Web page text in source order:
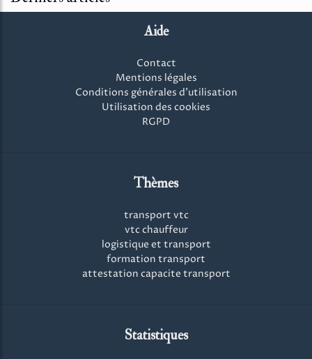
Aide
Contact
Mentions légales
Conditions générales d'utilisation
Utilisation des cookies
RGPD
Thèmes
transport vtc
vtc chauffeur
logistique et transport
formation transport
attestation capacite transport
Statistiques